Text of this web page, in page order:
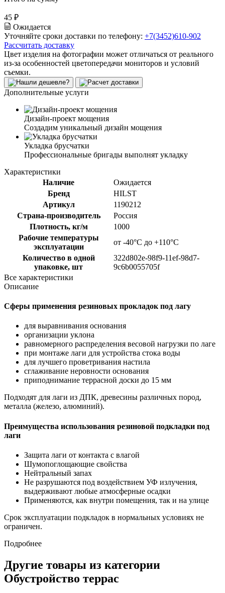
45 ₽
Ожидается
Уточняйте сроки доставки по телефону: +7(3452)610-902
Рассчитать доставку
Цвет изделия на фотографии может отличаться от реального
из-за особенностей цветопередачи мониторов и условий
съемки.
Дополнительные услуги
Дизайн-проект мощения
Создадим уникальный дизайн мощения
Укладка брусчатки
Профессиональные бригады выполнят укладку
Характеристики
Наличие
Ожидается
Бренд
HILST
Артикул
1190212
Страна-производитель
Россия
Плотность, кг/м
1000
Рабочие температуры
эксплуатации
от -40°C до +110°C
Количество в одной
упаковке, шт
322d802e-98f9-11ef-98d7-
9c6b0055705f
Все характеристики
Описание
Сферы применения резиновых прокладок под лагу
для выравнивания основания
организации уклона
равномерного распределения весовой нагрузки по лаге
при монтаже лаги для устройства стока воды
для лучшего проветривания настила
сглаживание неровности основания
приподнимание террасной доски до 15 мм
Подходят для лаги из ДПК, древесины различных пород,
металла (железо, алюминий).
Преимущества использования резиновой подкладки под
лаги
Защита лаги от контакта с влагой
Шумопоглощающие свойства
Нейтральный запах
Не разрушаются под воздействием УФ излучения,
выдерживают любые атмосферные осадки
Применяются, как внутри помещения, так и на улице
Срок эксплуатации подкладок в нормальных условиях не
ограничен.
Подробнее
Другие товары из категории
Обустройство террас